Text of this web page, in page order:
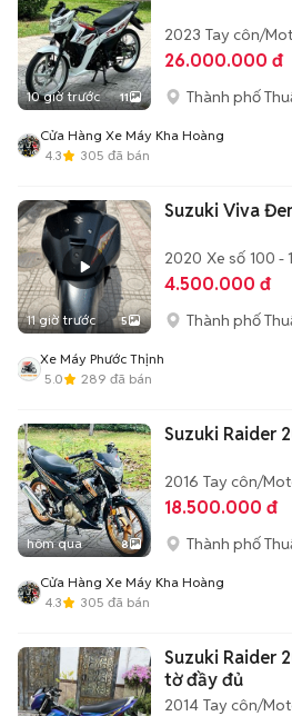
10 giờ trước 11
2023 Tay côn/
26.000.000 đ
Thành phố
Cửa Hàng Xe Máy Kha Hoàng
4.3
305 đã bán
11 giờ trước 5
Suzuki Viva
2020 Xe số 100 -
4.500.000 đ
Thành phố
Xe Máy Phước Thịnh
5.0
289 đã bán
hôm qua 8
Suzuki Raider
2016 Tay côn/
18.500.000 đ
Thành phố
Cửa Hàng Xe Máy Kha Hoàng
4.3
305 đã bán
Suzuki Raider
tờ đầy đủ
2014 Tay côn/